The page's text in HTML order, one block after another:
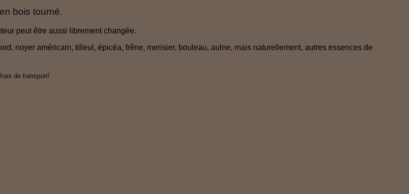
bois tourné.
peut être aussi librement changée.
noyer américain, tilleul, épicéa, frêne, merisier, bouleau, aulne, mais naturellement, autres essences de
de transport!